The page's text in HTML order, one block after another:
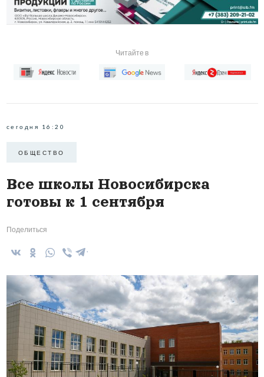
Читайте в
сегодня 16:20
ОБЩЕСТВО
Все школы Новосибирска
готовы к 1 сентября
Поделиться